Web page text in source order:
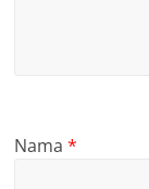
Nama*